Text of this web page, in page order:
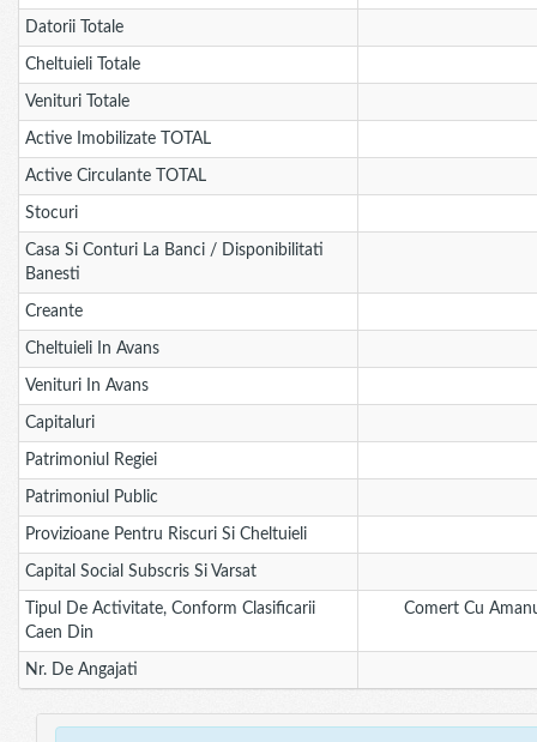
Datorii Totale
Cheltuieli Totale
Venituri Totale
Active Imobilizate TOTAL
Active Circulante TOTAL
Stocuri
Casa Si Conturi La Banci / Disponibilitati
Banesti
Creante
Cheltuieli In Avans
Venituri In Avans
Capitaluri
Patrimoniul Regiei
Patrimoniul Public
Provizioane Pentru Riscuri Si Cheltuieli
Capital Social Subscris Si Varsat
Tipul De Activitate, Conform Clasificarii
Caen Din
Comert Cu
Nr. De Angajati